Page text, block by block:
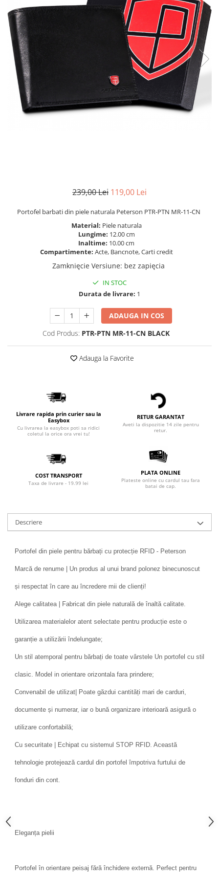
239,00 Lei 119,00 Lei
Portofel barbati din piele naturala Peterson PTR-PTN MR-11-CN
Material: Piele naturala
Lungime: 12.00 cm
Inaltime: 10.00 cm
Compartimente: Acte, Bancnote, Carti credit
Zamknięcie Versiune: bez zapięcia
IN STOC
Durata de livrare: 1
ADAUGA IN COS
Cod Produs: PTR-PTN MR-11-CN BLACK
Adauga la Favorite
Livrare rapida prin curier sau la
Easybox
Cu livrarea la easybox poti sa ridici
coletul la orice ora vrei tu!
RETUR GARANTAT
Aveti la dispozitie 14 zile pentru
retur.
COST TRANSPORT
Taxa de livrare - 19.99 lei
PLATA ONLINE
Plateste online cu cardul tau fara
batai de cap.
Descriere
Portofel din piele pentru bărbați cu protecție RFID - Peterson
Marcă de renume | Un produs al unui brand polonez binecunoscut
și respectat în care au încredere mii de clienți!
Alege calitatea | Fabricat din piele naturală de înaltă calitate.
Utilizarea materialelor atent selectate pentru producție este o
garanție a utilizării îndelungate;
Un stil atemporal pentru bărbați de toate vârstele Un portofel cu stil
clasic. Model in orientare orizontala fara prindere;
Convenabil de utilizat| Poate găzdui cantități mari de carduri,
documente și numerar, iar o bună organizare interioară asigură o
utilizare confortabilă;
Cu securitate | Echipat cu sistemul STOP RFID. Această
tehnologie protejează cardul din portofel împotriva furtului de
fonduri din cont.
Eleganța pielii
Portofel în orientare peisaj fără închidere externă. Perfect pentru